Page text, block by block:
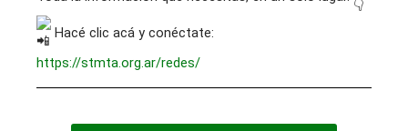
Hacé clic acá y conéctate:
https://stmta.org.ar/redes/